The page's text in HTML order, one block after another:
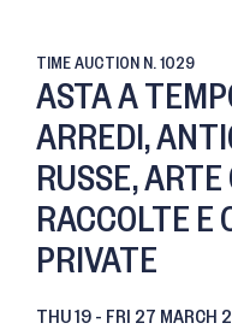
TIME AUCTION N. 1029
ASTA A
ARREDI,
RUSSE,
RACCOLTE E
PRIVATE
THU19 - FRI 27 MARCH